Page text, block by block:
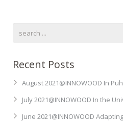
Recent Posts
August 2021@INNOWOOD In
July 2021@INNOWOOD In the
June 2021@INNOWOOD